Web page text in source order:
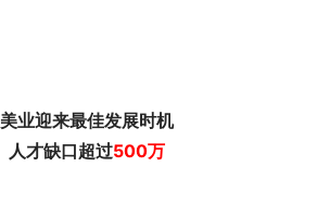
美业迎来最佳发展时机
人才缺口超过500万